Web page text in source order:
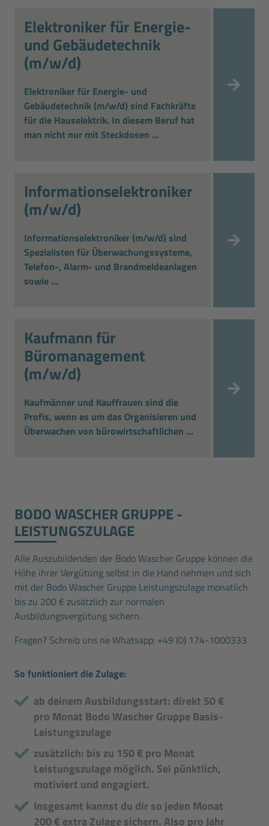
Elektroniker für Energie-
und Gebäudetechnik
(m/w/d)
Elektroniker für Energie- und
Gebäudetechnik (m/w/d) sind Fachkräfte
für die Hauselektrik. In diesem Beruf hat
man nicht nur mit Steckdosen ...
Informationselektroniker
(m/w/d)
Informationselektroniker (m/w/d) sind
Spezialisten für Überwachungssysteme,
Telefon-, Alarm- und Brandmeldeanlagen
sowie ...
Kaufmann für
Büromanagement
(m/w/d)
Kaufmänner und Kauffrauen sind die
Profis, wenn es um das Organisieren und
Überwachen von bürowirtschaftlichen ...
BODO WASCHER GRUPPE ­
LEISTUNGSZULAGE
Alle Auszubildenden der Bodo Wascher Gruppe können die
Höhe ihrer Vergütung selbst in die Hand nehmen und sich
mit der Bodo Wascher Gruppe Leistungszulage monatlich
bis zu 200 € zusätzlich zur normalen
Ausbildungsvergütung sichern.
Fragen? Schreib uns ne Whatsapp: +49 (0) 174-1000333
So funktioniert die Zulage:
ab deinem Ausbildungsstart: direkt 50 €
pro Monat Bodo Wascher Gruppe Basis-
Leistungszulage
zusätzlich: bis zu 150 € pro Monat
Leistungszulage möglich. Sei pünktlich,
motiviert und engagiert.
Insgesamt kannst du dir so jeden Monat
200 € extra Zulage sichern. Also pro Jahr